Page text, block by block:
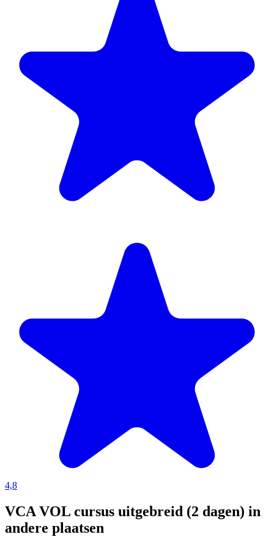
4,8
VCA VOL cursus uitgebreid (2 dagen) in
andere plaatsen